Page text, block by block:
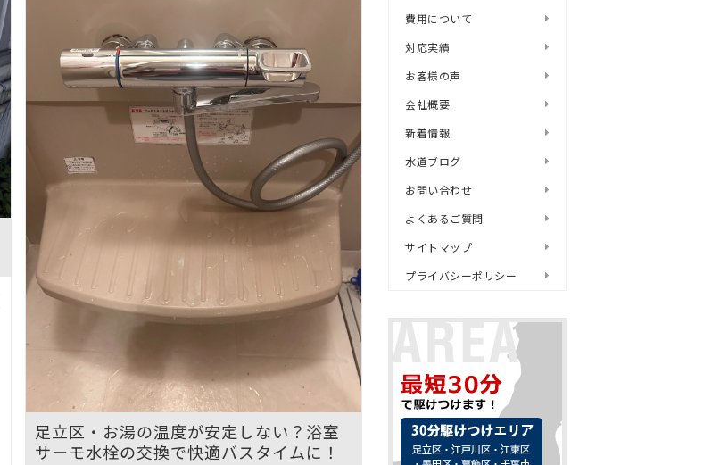
足立区・お湯の温度が安定しない？浴室
サーモ水栓の交換で快適バスタイムに！
費用について
対応実績
お客様の声
会社概要
新着情報
水道ブログ
お問い合わせ
よくあるご質問
サイトマップ
プライバシーポリシー